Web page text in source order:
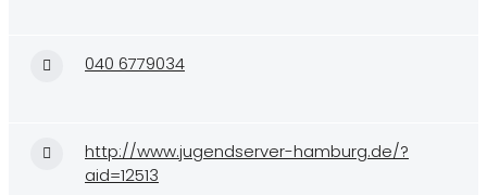
040 6779034
http://www.jugendserver-hamburg.de/?
aid=12513